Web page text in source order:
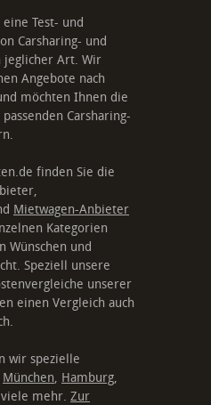
Test- und
Carsharing- und
jeglicher Art. Wir
Angebote nach
möchten Ihnen die
Carsharing-
finden Sie die
Mietwagen-Anbieter
Kategorien
Wünschen und
Speziell unsere
unserer
einen Vergleich auch
wir spezielle
München, Hamburg,
mehr. Zur